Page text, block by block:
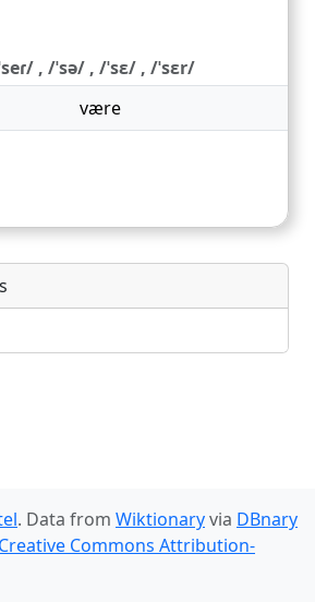
, /ˈsə/ , /ˈsɛ/ , /ˈsɛr/
være
. Data from Wiktionaryvia DBnary
Creative Commons Attribution-